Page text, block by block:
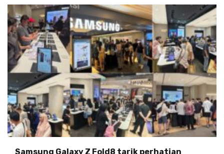
Samsung Galaxy Z Fold8 tarik perhatian